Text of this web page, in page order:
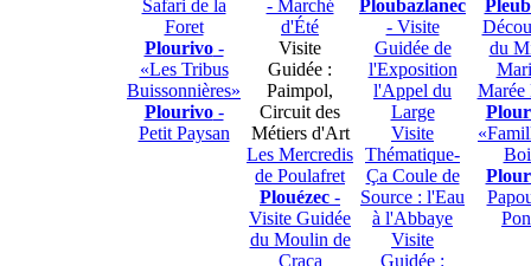
Safari de la
Foret
Plourivo-
«Les Tribus
Buissonnières»
Plourivo-
Petit Paysan
- Marché
d'Été
Visite
Guidée :
Paimpol,
Circuit des
Métiers d'Art
Les Mercredis
de Poulafret
Plouézec -
Visite Guidée
du Moulin de
Craca
Ploubazlanec
- Visite
Guidée de
l'Exposition
l'Appel du
Large
Visite
Thématique-
Ça Coule de
Source : l'Eau
à l'Abbaye
Visite
Guidée :
du
Marée